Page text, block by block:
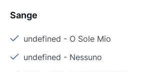
Sange
undefined - O Sole Mio
undefined - Nessuno